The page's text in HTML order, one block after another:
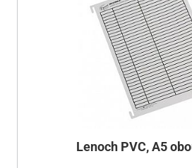
Lenoch PVC, A5